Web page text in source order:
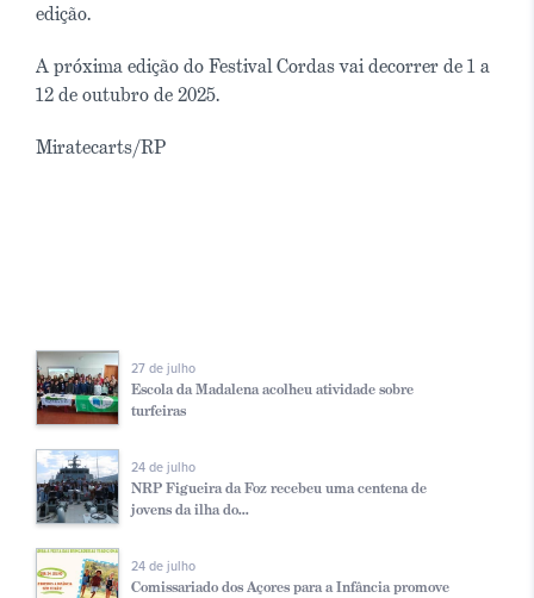
edição.
A próxima edição do Festival Cordas vai decorrer de 1 a
12 de outubro de 2025.
Miratecarts/RP
27 de julho
Escola da Madalena acolheu atividade sobre
turfeiras
24 de julho
NRP Figueira da Foz recebeu uma centena de
jovens da ilha do...
24 de julho
Comissariado dos Açores para a Infância promove